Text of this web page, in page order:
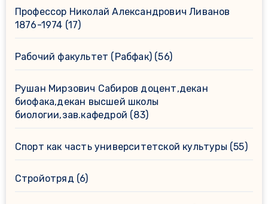
Профессор Николай Александрович Ливанов
1876-1974 (17)
Рабочий факультет (Рабфак)(56)
Рушан Мирзович Сабиров доцент,декан
биофака,декан высшей школы
биологии,зав.кафедрой (83)
Спорт как часть университетской культуры (55)
Стройотряд (6)